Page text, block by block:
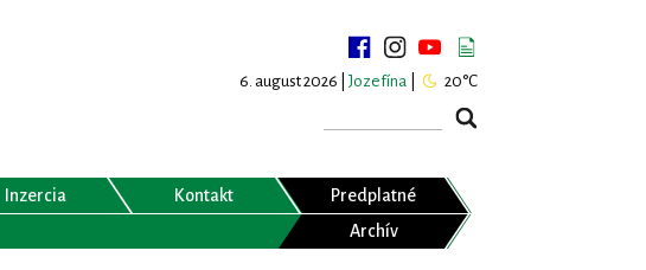
6. august 2026 | Jozefína 20°C
Inzercia Kontakt
Predplatné
Archív